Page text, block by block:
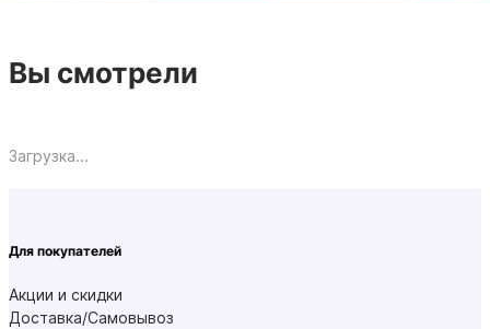
Вы смотрели
Загрузка...
Для покупателей
Акции и скидки
Доставка/Самовывоз